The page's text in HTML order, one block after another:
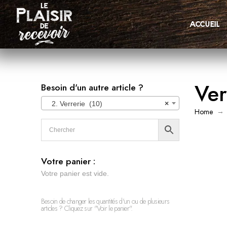
accueil
Besoin d'un autre article ?
×
2. Verrerie (10)
Votre panier :
Votre panier est vide.
Besoin de changer les quantités d'un ou de plusieurs
articles ? Cliquez sur "Voir le panier".
Home →